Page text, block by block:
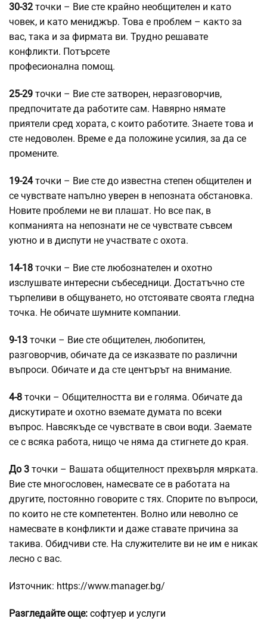
30-32 точки – Вие сте крайно необщителен и като
човек, и като мениджър. Това е проблем – както за
вас, така и за фирмата ви. Трудно решавате
конфликти. Потърсете
професионална помощ.
25-29 точки – Вие сте затворен, неразговорчив,
предпочитате да работите сам. Навярно нямате
приятели сред хората, с които работите. Знаете това и
сте недоволен. Време е да положине усилия, за да се
промените.
19-24точки – Вие сте до известна степен общителен и
се чувствате напълно уверен в непозната обстановка.
Новите проблеми не ви плашат. Но все пак, в
копманията на непознати не се чувствате съвсем
уютно и в диспути не участвате с охота.
14-18 точки – Вие сте любознателен и охотно
изслушвате интересни събеседници. Достатъчно сте
търпеливи в общуването, но отстоявате своята гледна
точка. Не обичате шумните компании.
9-13 точки – Вие сте общителен, любопитен,
разговорчив, обичате да се изказвате по различни
въпроси. Обичате и да сте центърът на внимание.
4-8 точки – Общителността ви е голяма. Обичате да
дискутирате и охотно вземате думата по всеки
въпрос. Навсякъде се чувствате в свои води. Заемате
се с всяка работа, нищо че няма да стигнете до края.
До 3 точки – Вашата общителност прехвърля мярката.
Вие сте многословен, намесвате се в работата на
другите, постоянно говорите с тях. Спорите по въпроси,
по които не сте компетентен. Волно или неволно се
намесвате в конфликти и даже ставате причина за
такива. Обидчиви сте. На служителите ви не им е никак
лесно с вас.
Източник: https://www.manager.bg/
Разгледайте още: софтуер и услуги